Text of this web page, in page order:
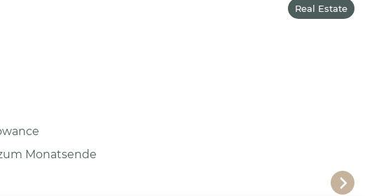
Real Estate
Monatsende